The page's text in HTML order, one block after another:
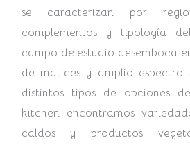
se caracterizan por
complementos y tipología
campo de estudio desemboca
de matices y amplio espectro
distintos tipos de opciones
kitchen encontramos
caldos y productos